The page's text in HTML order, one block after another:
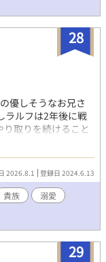
アンだったが、あ
ら怒られるかな……
蒼白で息を切らし
、気が狂いそうだ
ほど強く抱きしめ
の？ なんでそんな
ルシアンが好きす
けの、超・奥手な
森ごと消し飛ばす
Fランク冒険者の
様。 すれ違ってい
での、勘違いと溺
28
優しそうなお兄さ
ラルフは2年後に戦
取りを続けること
しい人だと思って
た。 初夜だと思っ
街に出かけるにもチ
戦場帰りのラルフ
無し、コメディー
ます。 過保護な旦
たが、家族として
の過保護はエスカレ
も続くのか、お楽
2026.8.1 登録日 2024.6.13
貴族
溺愛
29